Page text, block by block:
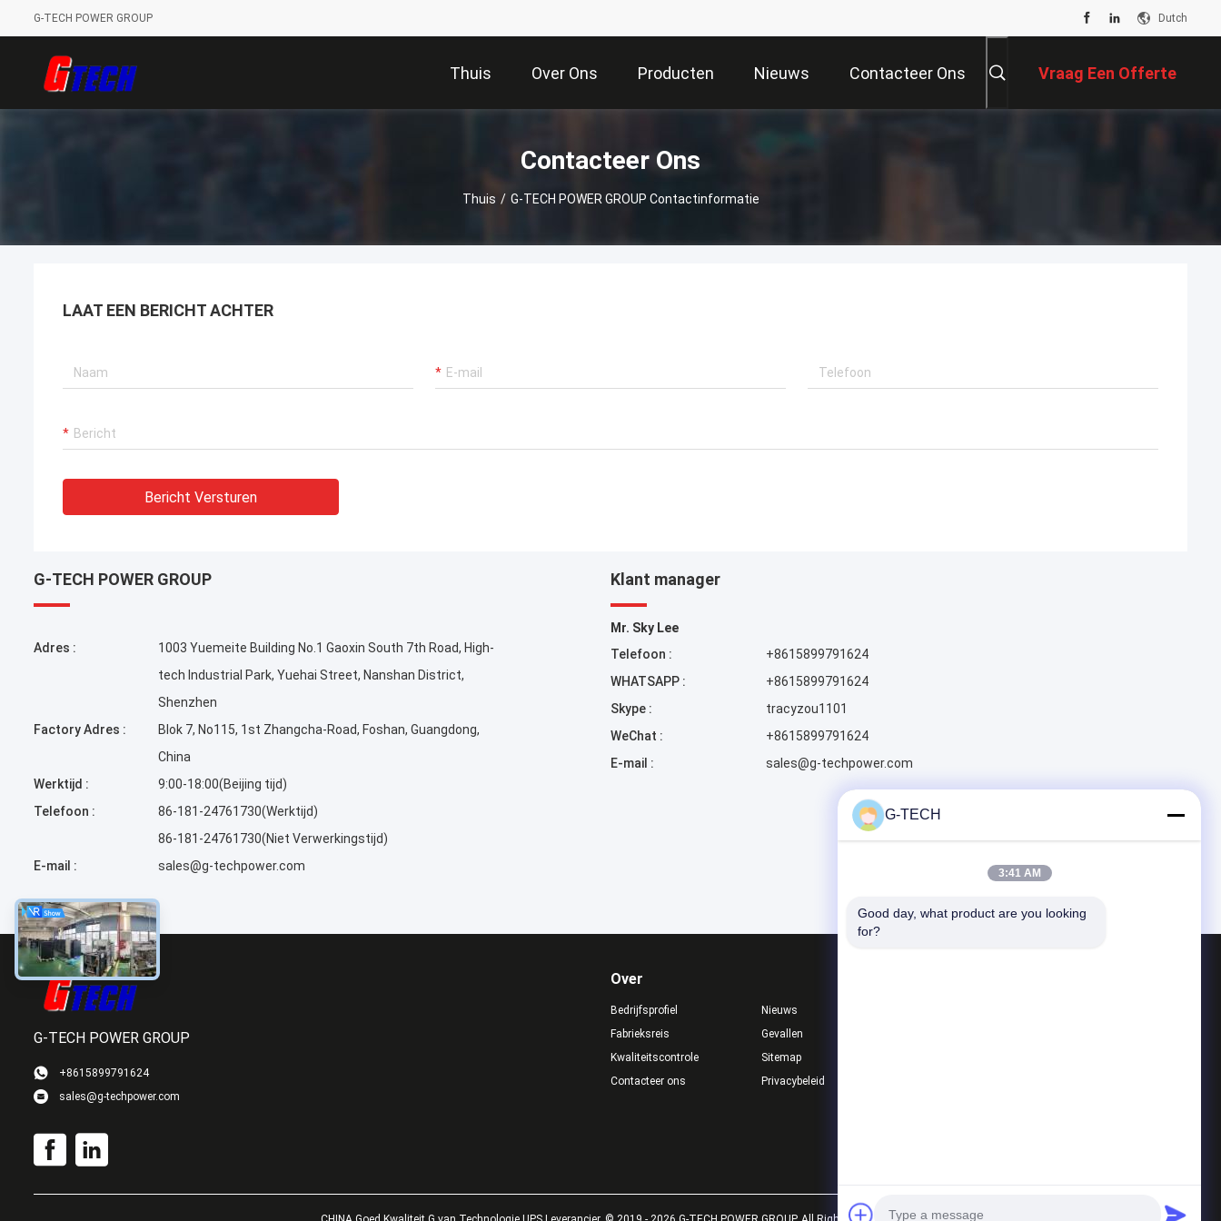
G-TECH POWER GROUP Dutch
Thuis Over Ons Producten Nieuws Contacteer Ons Vraag Een Offerte
Contacteer Ons
Thuis / G-TECH POWER GROUP Contactinformatie
LAAT EEN BERICHT ACHTER
Bericht Versturen
G-TECH POWER GROUP
Adres :
1003 Yuemeite Building No.1 Gaoxin South 7th Road, High-
tech Industrial Park, Yuehai Street, Nanshan District,
Shenzhen
Factory Adres :
Blok 7, No115, 1st Zhangcha-Road, Foshan, Guangdong,
China
Werktijd :
9:00-18:00(Beijing tijd)
Telefoon :
86-181-24761730(Werktijd)
86-181-24761730(Niet Verwerkingstijd)
E-mail :
sales@g-techpower.com
Klant manager
Mr. Sky Lee
Telefoon :
+8615899791624
WHATSAPP :
+8615899791624
Skype :
tracyzou1101
WeChat :
+8615899791624
E-mail :
sales@g-techpower.com
G-TECH POWER GROUP
+8615899791624
sales@g-techpower.com
Over
Bedrijfsprofiel
Fabrieksreis
Kwaliteitscontrole
Contacteer ons
Nieuws
Gevallen
Sitemap
Privacybeleid
G-TECH
3:41 AM
Good day, what product are you looking
for?